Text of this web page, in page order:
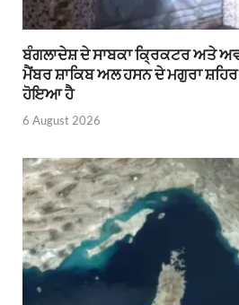
ਬੰਗਲਾਦੇਸ਼ ਦੇ ਸਾਬਕਾ ਕ੍ਰਿਕਟਰ ਅਤੇ
ਮੈਂਬਰ ਸ਼ਾਕਿਬ ਅਲ ਹਸਨ ਦੇ ਮਗੁਰਾ
ਹੋਇਆ ਹੈ
6 August 2026